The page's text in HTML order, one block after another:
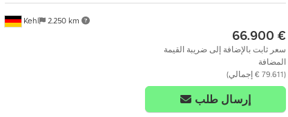
Kehl 2.250 km
‏66.900 €
سعر ثابت بالإضافة إلى ضريبة القيمة
المضافة
(‏79.611 € إجمالي)
إرسال طلب